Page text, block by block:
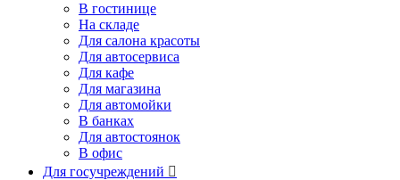
В гостинице
На складе
Для салона красоты
Для автосервиса
Для кафе
Для магазина
Для автомойки
В банках
Для автостоянок
В офис
Для госучреждений 